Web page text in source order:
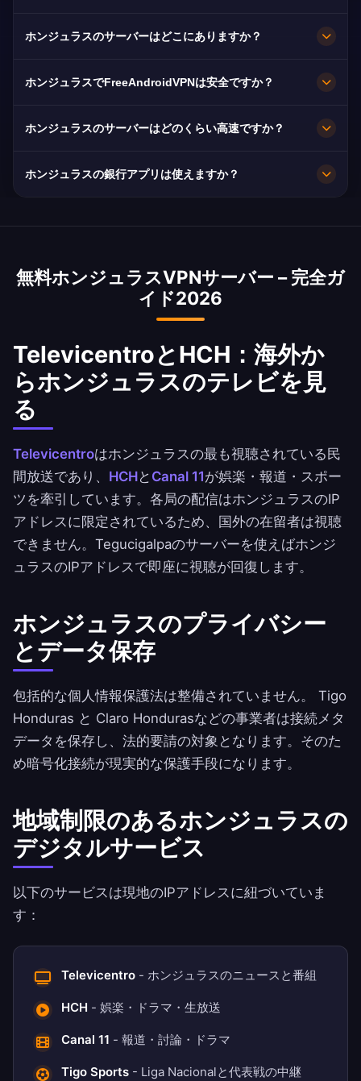
れており、通常は途切れなくHDで視聴できま
ホンジュラスのサーバーはどこにありますか？
Tegucigalpaです。全ノードが10Gbpsで稼働し、
障害時は最寄りの利用可能なサーバーへ自動的に
ホンジュラスでFreeAndroidVPNは安全ですか？
はい。AES-256暗号化と厳格なノーログ方針によ
り、閲覧内容は非公開のままです。
ホンジュラスのサーバーはどのくらい高速ですか？
ラスの平均速度は35 Mbpsで、HD配信に十分で
ホンジュラスの銀行アプリは使えますか？
HondurasはホンジュラスのIPアドレスで利用で
無料ホンジュラスVPNサーバー – 完全ガ
イド2026
TelevicentroとHCH：海外か
らホンジュラスのテレビを見
る
Televicentroはホンジュラスの最も視聴されている民
間放送であり、 HCHと Canal 11が娯楽・報道・スポー
ツを牽引しています。各局の配信はホンジュラスのIP
アドレスに限定されているため、国外の在留者は視聴
できません。Tegucigalpaのサーバーを使えばホンジ
ュラスのIPアドレスで即座に視聴が回復します。
ホンジュラスのプライバシー
とデータ保存
包括的な個人情報保護法は整備されていません。 Tigo
Honduras と Claro Hondurasなどの事業者は接続メタ
データを保存し、法的要請の対象となります。そのた
め暗号化接続が現実的な保護手段になります。
地域制限のあるホンジュラスの
デジタルサービス
以下のサービスは現地のIPアドレスに紐づいていま
す：
Televicentro - ホンジュラスのニュースと番組
HCH - 娯楽・ドラマ・生放送
Canal 11 - 報道・討論・ドラマ
Tigo Sports - Liga Nacionalと代表戦の中継